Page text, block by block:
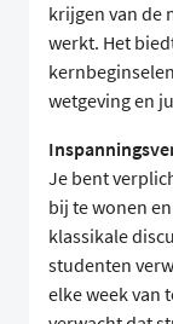
krijgen van de
werkt. Het
wetgeving en
Je bent
bij te wonen
klassikale
studenten
elke week van